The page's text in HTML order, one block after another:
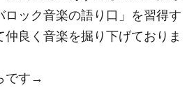
ロック音楽の語り口」を習得す
仲良く音楽を掘り下げておりま
です→